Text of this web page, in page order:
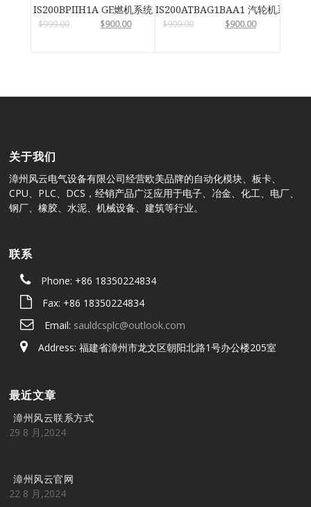
IS200BPIIH1A GE燃机系统
$999.00 $900.00
IS200ATBAG1BAA1 汽轮机系统卡
$999.00 $900.00
关于我们
漳州风云电气设备有限公司经营欧美品牌的自动化模块、板卡、
CPU、PLC、DCS，经销产品广泛应用于电子、冶金、化工、电厂、
钢厂、橡胶、水泥、机械设备、建筑等行业。
联系
Phone: +86 18350224834
Fax: +86 18350224834
Email: sauldcsplc@outlook.com
Address: 福建省漳州市龙文区朝阳北路1号办公楼205室
最近文章
漳州风云联系方式
29 8 月,2024
漳州风云官网
22 8 月,2024